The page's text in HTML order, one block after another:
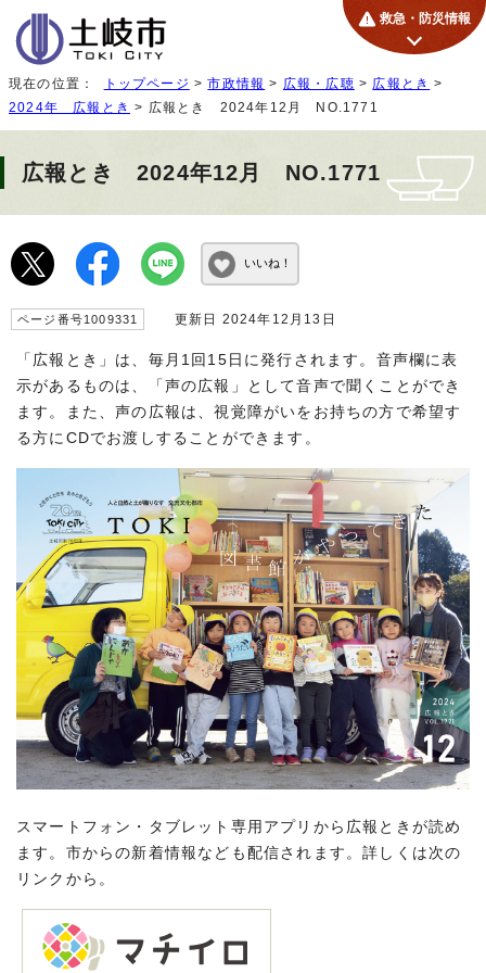
救急・防災情報
現在の位置： トップページ >市政情報 > 広報・広聴 > 広報とき >
2024年 広報とき > 広報とき 2024年12月 NO.1771
広報とき 2024年12月 NO.1771
いいね！
ページ番号1009331 更新日 2024年12月13日
「広報とき」は、毎月1回15日に発行されます。音声欄に表
示があるものは、「声の広報」として音声で聞くことができ
ます。また、声の広報は、視覚障がいをお持ちの方で希望す
る方にCDでお渡しすることができます。
スマートフォン・タブレット専用アプリから広報ときが読め
ます。市からの新着情報なども配信されます。詳しくは次の
リンクから。